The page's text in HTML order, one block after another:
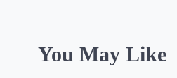
You May Like